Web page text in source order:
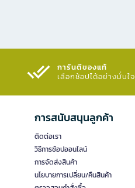
การันตีของแท้
เลือกช้อปได้อย่างมั่นใจ​
การสนับสนุนลูกค้า
ติดต่อเรา
วิธีการช้อปออนไลน์
การจัดส่งสินค้า
นโยบายการเปลี่ยน/คืนสินค้า